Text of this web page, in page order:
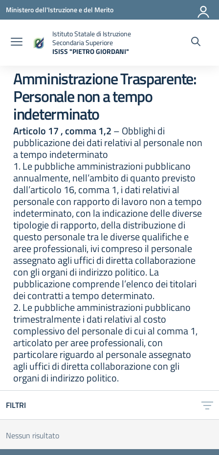
Vai ai contenuti
Vai al menu di navigazione
Vai al footer
Ministero dell'Istruzione e del Merito
Istituto Statale di Istruzione
Secondaria Superiore
ISISS "PIETRO GIORDANI"
Amministrazione Trasparente:
Personale non a tempo
indeterminato
Articolo 17 , comma 1,2– Obblighi di
pubblicazione dei dati relativi al personale non
a tempo indeterminato
1. Le pubbliche amministrazioni pubblicano
annualmente, nell’ambito di quanto previsto
dall’articolo 16, comma 1, i dati relativi al
personale con rapporto di lavoro non a tempo
indeterminato, con la indicazione delle diverse
tipologie di rapporto, della distribuzione di
questo personale tra le diverse qualifiche e
aree professionali, ivi compreso il personale
assegnato agli uffici di diretta collaborazione
con gli organi di indirizzo politico. La
pubblicazione comprende l’elenco dei titolari
dei contratti a tempo determinato.
2. Le pubbliche amministrazioni pubblicano
trimestralmente i dati relativi al costo
complessivo del personale di cui al comma 1,
articolato per aree professionali, con
particolare riguardo al personale assegnato
agli uffici di diretta collaborazione con gli
organi di indirizzo politico.
FILTRI
Nessun risultato